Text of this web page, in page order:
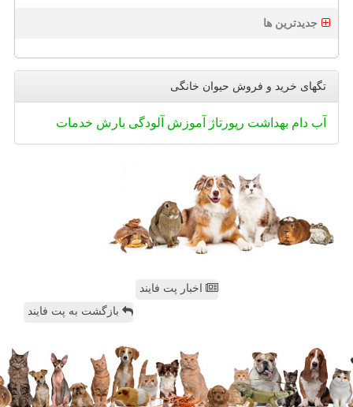
جدیدترین ها
تگهای خرید و فروش حیوان خانگی
آب دام بهداشت رپورتاژ آموزش آلودگی بارش خدمات
اخبار پت فایند
بازگشت به پت فایند